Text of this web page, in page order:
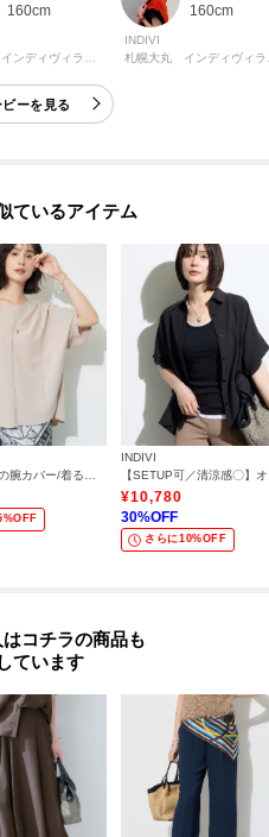
160cm 160cm
INDIVI
ーを見る
ているアイテム
【体型＆二の腕カバー/着る日傘】ドルマントップス
INDIVI
¥10,780
30%OFF
さらに10%OFF
コチラの商品も
ています